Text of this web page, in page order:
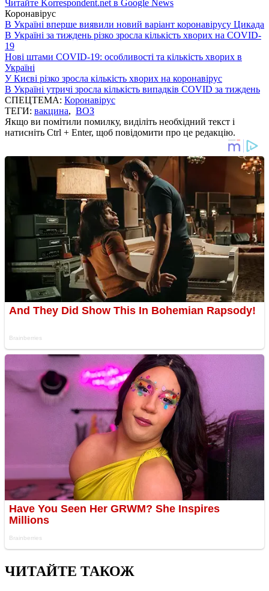
Читайте Korrespondent.net в Google News
Коронавірус
В Україні вперше виявили новий варіант коронавірусу Цикада
В Україні за тиждень різко зросла кількість хворих на COVID-
19
Нові штами COVID-19: особливості та кількість хворих в
Україні
У Києві різко зросла кількість хворих на коронавірус
В Україні утричі зросла кількість випадків COVID за тиждень
СПЕЦТЕМА: Коронавірус
ТЕГИ: вакцина, ВОЗ
Якщо ви помітили помилку, виділіть необхідний текст і
натисніть Ctrl + Enter, щоб повідомити про це редакцію.
ЧИТАЙТЕ ТАКОЖ